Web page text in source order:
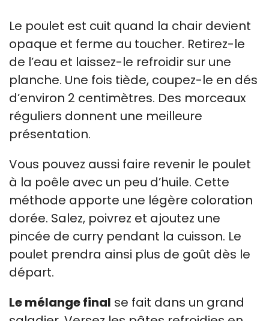
Le poulet est cuit quand la chair devient
opaque et ferme au toucher. Retirez-le
de l’eau et laissez-le refroidir sur une
planche. Une fois tiède, coupez-le en dés
d’environ 2 centimètres. Des morceaux
réguliers donnent une meilleure
présentation.
Vous pouvez aussi faire revenir le poulet
à la poêle avec un peu d’huile. Cette
méthode apporte une légère coloration
dorée. Salez, poivrez et ajoutez une
pincée de curry pendant la cuisson. Le
poulet prendra ainsi plus de goût dès le
départ.
Le mélange final se fait dans un grand